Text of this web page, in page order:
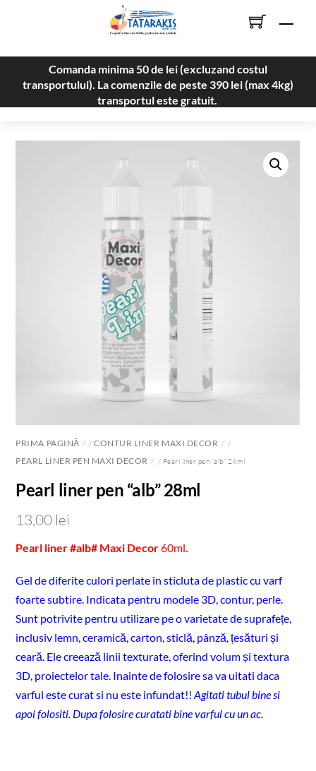
Comanda minima 50 de lei (excluzand costul
transportului). La comenzile de peste 390 lei (max 4kg)
transportul este gratuit.
PRIMA PAGINĂ /CONTUR LINER MAXI DECOR /
PEARL LINER PEN MAXI DECOR / Pearl liner pen “alb” 28ml
Pearl liner pen “alb” 28ml
13,00 lei
Pearl liner #alb# Maxi Decor60ml.
Gel de diferite culori perlate in sticluta de plastic cu varf
foarte subtire. Indicata pentru modele 3D, contur, perle.
Sunt potrivite pentru utilizare pe o varietate de suprafețe,
inclusiv lemn, ceramică, carton, sticlă, pânză, țesături și
ceară. Ele creează linii texturate, oferind volum și textura
3D, proiectelor tale. Inainte de folosire sa va uitati daca
varful este curat si nu este infundat!!Agitati tubul bine si
apoi folositi. Dupa folosire curatati bine varful cu un ac.